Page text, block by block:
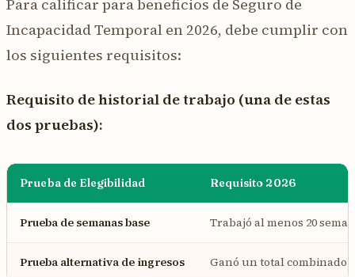
Para calificar para beneficios de Seguro de
Incapacidad Temporal en 2026, debe cumplir con
los siguientes requisitos:
Requisito de historial de trabajo (una de estas
dos pruebas):
Prueba de Elegibilidad Requisito 2026
Prueba de semanas base Trabajó al menos 20
Prueba alternativa de ingresos Ganó un total combinado